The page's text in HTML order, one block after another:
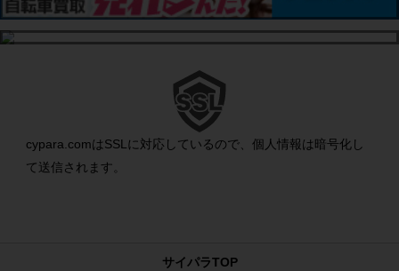
cypara.comはSSLに対応しているので、個人情報は暗号化し
て送信されます。
サイパラTOP